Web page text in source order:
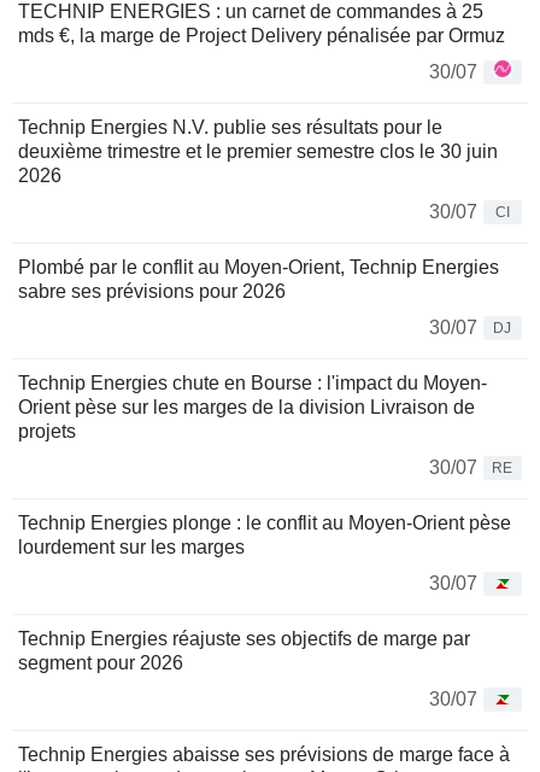
TECHNIP ENERGIES : un carnet de commandes à 25
mds €, la marge de Project Delivery pénalisée par Ormuz
30/07
Technip Energies N.V. publie ses résultats pour le
deuxième trimestre et le premier semestre clos le 30 juin
2026
30/07
CI
Plombé par le conflit au Moyen-Orient, Technip Energies
sabre ses prévisions pour 2026
30/07
DJ
Technip Energies chute en Bourse : l'impact du Moyen-
Orient pèse sur les marges de la division Livraison de
projets
30/07
RE
Technip Energies plonge : le conflit au Moyen-Orient pèse
lourdement sur les marges
30/07
Technip Energies réajuste ses objectifs de marge par
segment pour 2026
30/07
Technip Energies abaisse ses prévisions de marge face à